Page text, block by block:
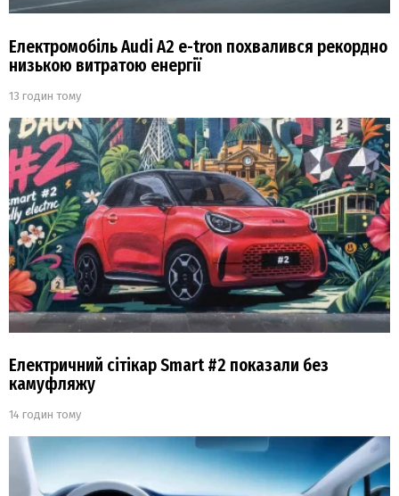
Електромобіль Audi A2 e-tron похвалився рекордно
низькою витратою енергії
13 годин тому
Електричний сітікар Smart #2 показали без
камуфляжу
14 годин тому